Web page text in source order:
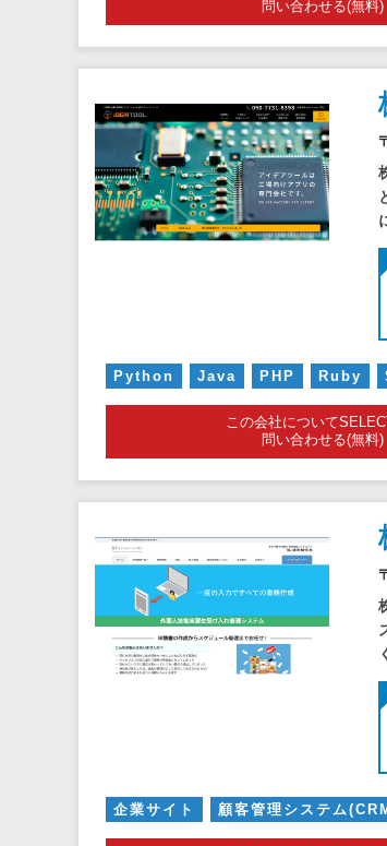
問い合わせる(無料)
Python Java PHP Ruby
この会社について
問い合わせる(無料)
企業サイト 顧客管理システム